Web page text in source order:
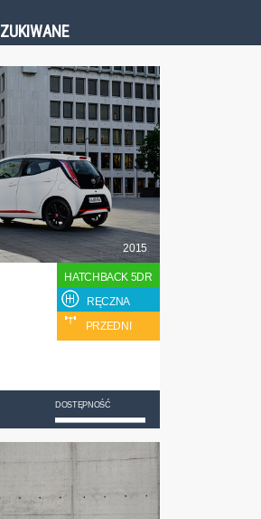
2015
HATCHBACK 5DR
RĘCZNA
PRZEDNI
DOSTĘPNOŚĆ